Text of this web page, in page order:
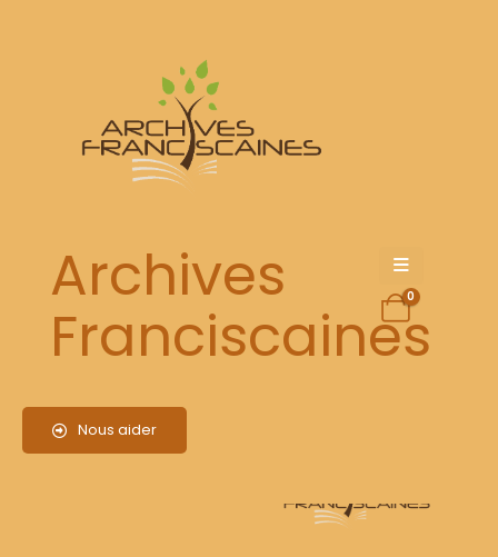
Archives
Franciscaines
Nous aider
0
{easyfolderlistingpro profile= »1″}